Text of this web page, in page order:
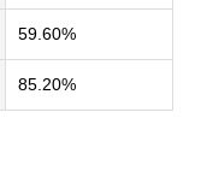
59.60%
85.20%